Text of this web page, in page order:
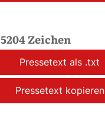
5204 Zeichen
Pressetext als .txt
Pressetext kopieren